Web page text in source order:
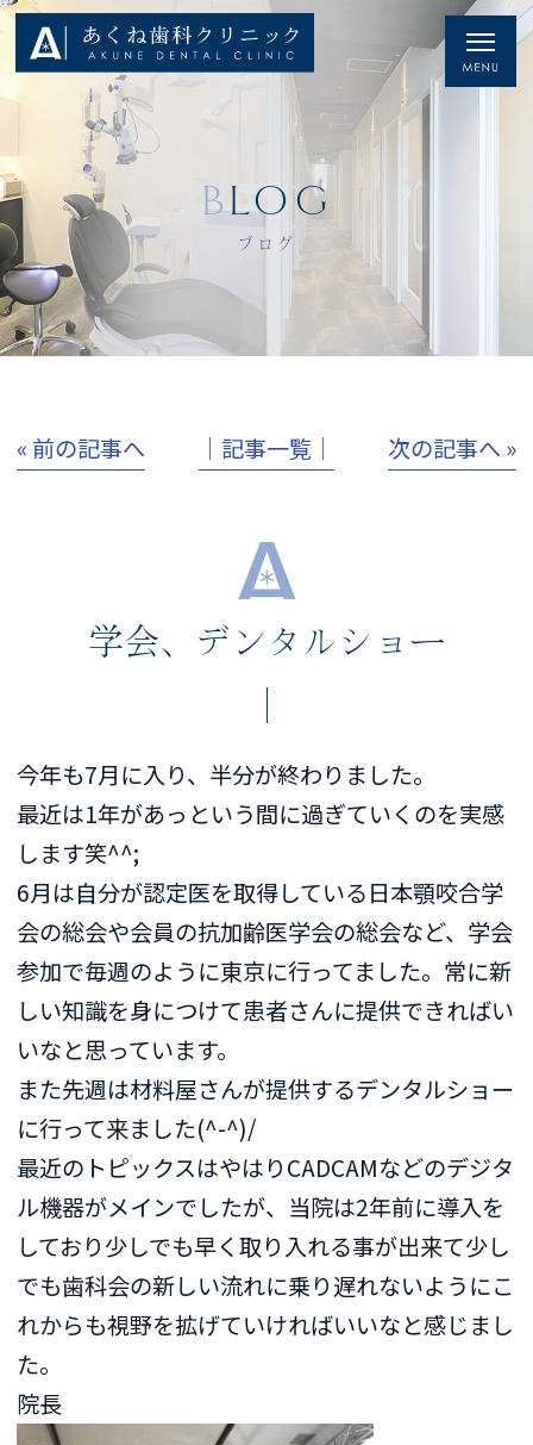
BLOG
ブログ
« 前の記事へ │記事一覧│ 次の記事へ »
学会、デンタルショー
今年も7月に入り、半分が終わりました。
最近は1年があっという間に過ぎていくのを実感
します笑^^;
6月は自分が認定医を取得している日本顎咬合学
会の総会や会員の抗加齢医学会の総会など、学会
参加で毎週のように東京に行ってました。常に新
しい知識を身につけて患者さんに提供できればい
いなと思っています。
また先週は材料屋さんが提供するデンタルショー
に行って来ました(^-^)/
最近のトピックスはやはりCADCAMなどのデジタ
ル機器がメインでしたが、当院は2年前に導入を
しており少しでも早く取り入れる事が出来て少し
でも歯科会の新しい流れに乗り遅れないようにこ
れからも視野を拡げていければいいなと感じまし
た。
院長